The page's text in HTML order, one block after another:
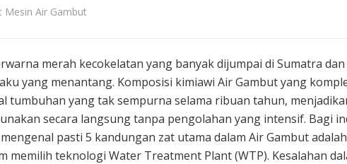
Mesin Air Gambut
merah kecokelatan yang banyak dijumpai di Sumatra
yang menantang. Komposisi kimiawi Air Gambut yang
tumbuhan yang tak sempurna selama ribuan tahun,
secara langsung tanpa pengolahan yang intensif. Bagi
pasti 5 kandungan zat utama dalam Air Gambut
memilih teknologi Water Treatment Plant (WTP). Kesalahan